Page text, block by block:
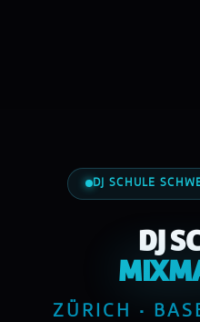
DJ SCHULE
DJ
ZÜRICH ·